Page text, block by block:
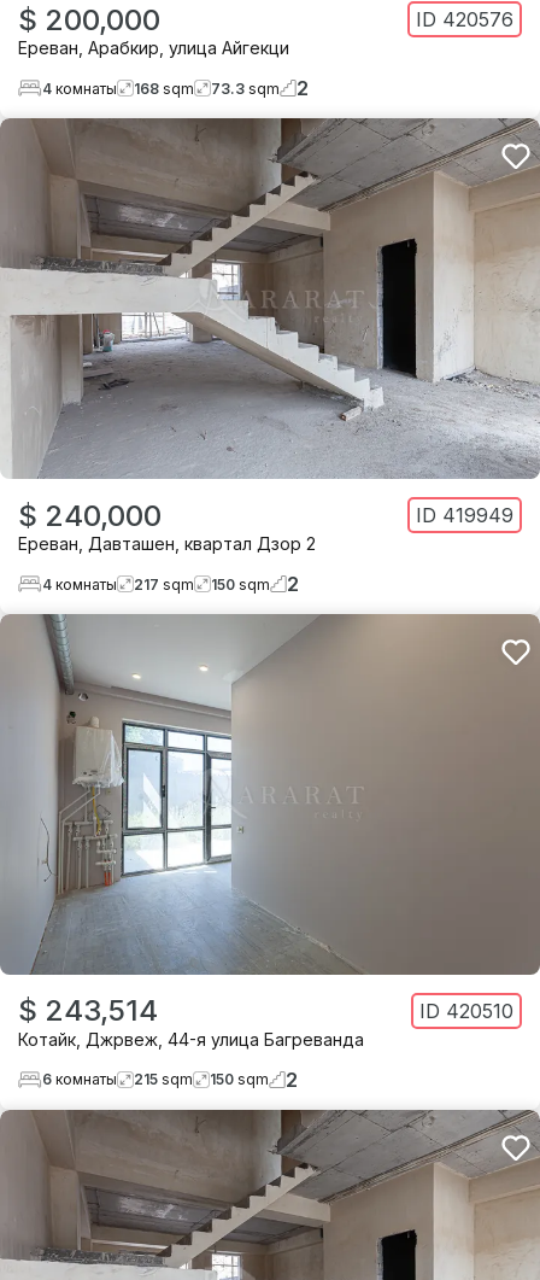
$ 200,000 ID 420576
Ереван Арабкир улица Айгекци
4 комнаты 168 sqm 73.3 sqm 2
$ 240,000 ID 419949
Ереван Давташен квартал Дзор 2
4 комнаты 217 sqm 150 sqm 2
$ 243,514 ID 420510
Котайк Джрвеж 44-я улица Багреванда
6 комнаты 215 sqm 150 sqm 2